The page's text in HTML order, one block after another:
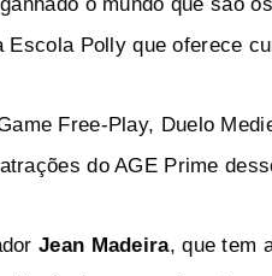
Escola Polly que oferece
Free-Play, Duelo
do AGE Prime
Jean Madeira, que tem